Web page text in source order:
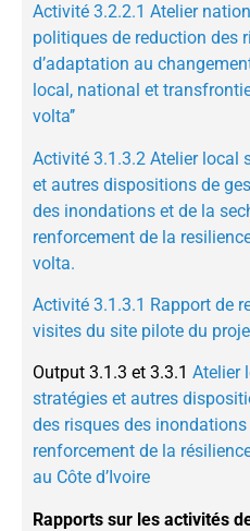
Activité 3.2.2.1 Atelier
politiques de reduction des
d’adaptation au
local, national et
volta’’
Activité 3.1.3.2 Atelier local
et autres dispositions de
des inondations et de la
renforcement de la
volta.
Activité 3.1.3.1 Rapport de
visites du site pilote du
Output 3.1.3 et 3.3.1 Atelier
stratégies et autres
des risques des
renforcement de la
au Côte d’Ivoire
Rapports sur les activités